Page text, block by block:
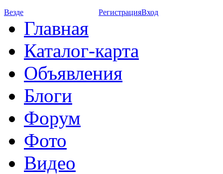
Везде РегистрацияВход
Главная
Каталог-карта
Объявления
Блоги
Форум
Фото
Видео